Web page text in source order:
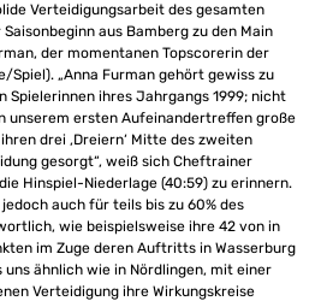
Verteidigungsarbeit des gesamten
aus Bamberg zu den Main
der momentanen Topscorerin der
Spiel). „Anna Furman gehört gewiss zu
ihres Jahrgangs 1999; nicht
unserem ersten Aufeinandertreffen große
drei ‚Dreiern‘ Mitte des zweiten
gesorgt“, weiß sich Cheftrainer
Hinspiel-Niederlage (40:59) zu erinnern.
auch für teils bis zu 60% des
wie beispielsweise ihre 42 von in
im Zuge deren Auftritts in Wasserburg
ähnlich wie in Nördlingen, mit einer
Verteidigung ihre Wirkungskreise